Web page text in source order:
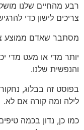
רבע מהחיים שלנו
צריכים לישון כדי
מסתבר שאדם ממוצע צריך רק 7 שעות
יותר מדי או מעט מדי
והנפשית שלנו.
בפוסט זה בבלוג,
לילה ומה קורה אם לא.
כמו כן, נדון בכמה